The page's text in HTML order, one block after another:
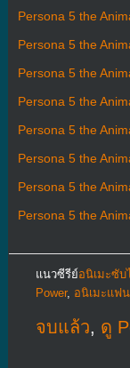
Persona 5 the
Persona 5 the
Persona 5 the
Persona 5 the
Persona 5 the
Persona 5 the
Persona 5 the
Persona 5 the
แนวซีรีย์อนิเมะซั
Power, อนิเมะแฟ
จบแล้ว, ดู